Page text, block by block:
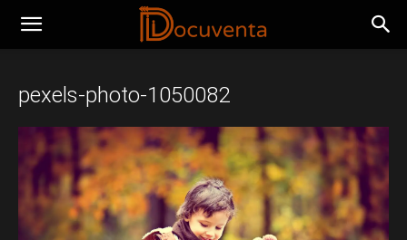
pexels-photo-1050082